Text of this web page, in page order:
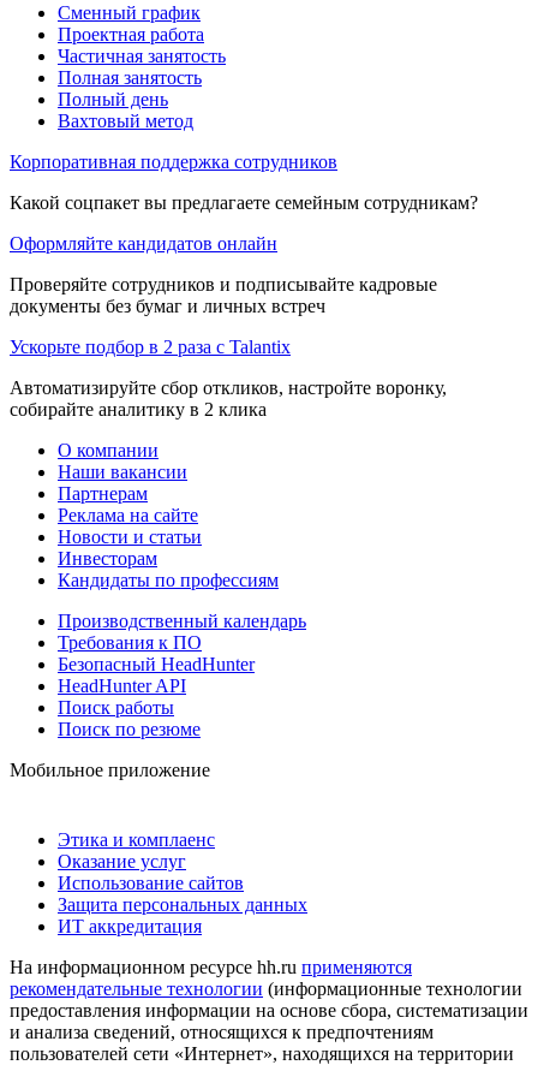
Сменный график
Проектная работа
Частичная занятость
Полная занятость
Полный день
Вахтовый метод
Корпоративная поддержка сотрудников
Какой соцпакет вы предлагаете семейным сотрудникам?
Оформляйте кандидатов онлайн
Проверяйте сотрудников и подписывайте кадровые
документы без бумаг и личных встреч
Ускорьте подбор в 2 раза с Talantix
Автоматизируйте сбор откликов, настройте воронку,
собирайте аналитику в 2 клика
О компании
Наши вакансии
Партнерам
Реклама на сайте
Новости и статьи
Инвесторам
Кандидаты по профессиям
Производственный календарь
Требования к ПО
Безопасный HeadHunter
HeadHunter API
Поиск работы
Поиск по резюме
Мобильное приложение
Этика и комплаенс
Оказание услуг
Использование сайтов
Защита персональных данных
ИТ аккредитация
На информационном ресурсе hh.ru применяются
рекомендательные технологии (информационные технологии
предоставления информации на основе сбора, систематизации
и анализа сведений, относящихся к предпочтениям
пользователей сети «Интернет», находящихся на территории